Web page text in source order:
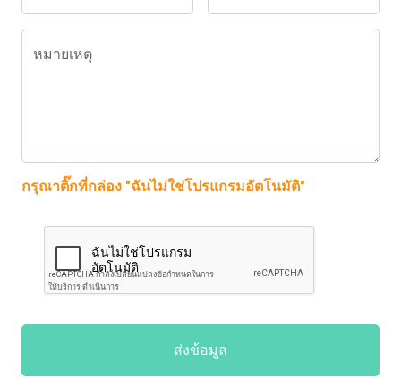
หมายเหตุ
กรุณาติ๊กที่กล่อง "ฉันไม่ใช่โปรแกรมอัตโนมัติ"
ส่งข้อมูล